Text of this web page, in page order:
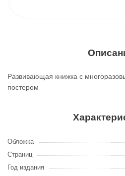
Развивающая книжка с
постером
Обложка
Страниц
Год издания